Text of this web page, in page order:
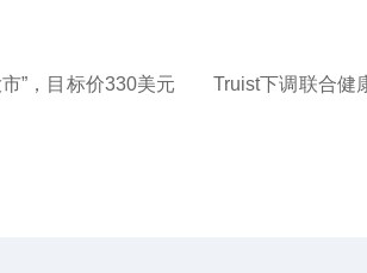
市”，目标价330美元 Truist下调联合健